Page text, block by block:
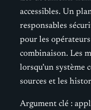
accessibles. Un
responsables
pour les
combinaison. Les
lorsqu’un système
sources et les
Argument clé :